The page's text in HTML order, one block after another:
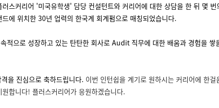
러스커리어 '미국유학생' 담당 컨설턴트와 커리어에 대한 상담을 한 뒤 몇 번
에 위치한 30년 업력의 한국계 회계펌으로 매칭되었습니다.
적으로 성장하고 있는 탄탄한 회사로 Audit 직무에 대한 배움과 경험을 쌓
을 진심으로 축하드립니다. 이번 인턴쉽을 계기로 원하시는 커리어에 한걸
합니다! 플러스커리어가 응원하겠습니다.